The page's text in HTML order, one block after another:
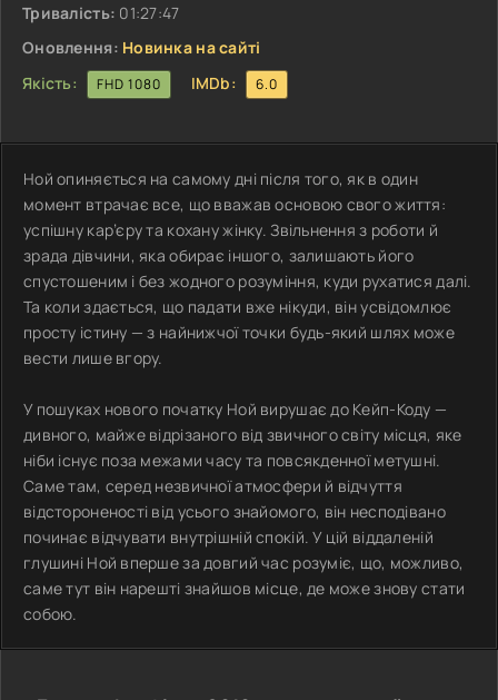
Тривалість: 01:27:47
Оновлення: Новинка на сайті
Якість:
FHD 1080 IMDb: 6.0
Ной опиняється на самому дні після того, як в один
момент втрачає все, що вважав основою свого життя:
успішну кар’єру та кохану жінку. Звільнення з роботи й
зрада дівчини, яка обирає іншого, залишають його
спустошеним і без жодного розуміння, куди рухатися далі.
Та коли здається, що падати вже нікуди, він усвідомлює
просту істину — з найнижчої точки будь-який шлях може
вести лише вгору.
У пошуках нового початку Ной вирушає до Кейп-Коду —
дивного, майже відрізаного від звичного світу місця, яке
ніби існує поза межами часу та повсякденної метушні.
Саме там, серед незвичної атмосфери й відчуття
відстороненості від усього знайомого, він несподівано
починає відчувати внутрішній спокій. У цій віддаленій
глушині Ной вперше за довгий час розуміє, що, можливо,
саме тут він нарешті знайшов місце, де може знову стати
собою.